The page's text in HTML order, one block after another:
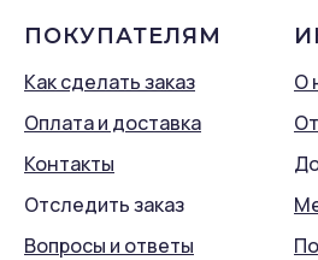
ПОКУПАТЕЛЯМ
Как сделать заказ
Оплата и доставка
Контакты
Отследить заказ
Вопросы и ответы
О